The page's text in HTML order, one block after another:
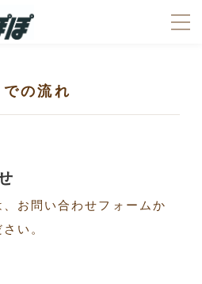
の流れ
お問い合わせフォームか
い。